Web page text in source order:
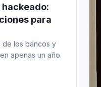
para
de los bancos y
apenas un año.